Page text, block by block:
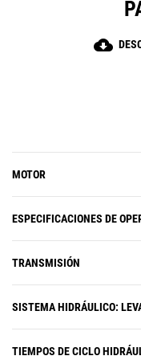
cloud_download
MOTOR
ESPECIFICACIONES DE
TRANSMISIÓN
SISTEMA HIDRÁULICO:
TIEMPOS DE CICLO